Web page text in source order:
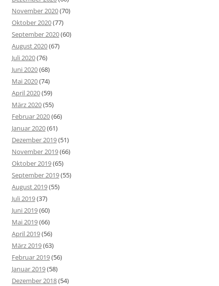
November 2020(70)
Oktober 2020(77)
September 2020(60)
August 2020(67)
Juli 2020(76)
Juni 2020(68)
Mai 2020(74)
April 2020(59)
März 2020(55)
Februar 2020(66)
Januar 2020(61)
Dezember 2019(51)
November 2019(66)
Oktober 2019(65)
September 2019(55)
August 2019(55)
Juli 2019(37)
Juni 2019(60)
Mai 2019(66)
April 2019(56)
März 2019(63)
Februar 2019(56)
Januar 2019(58)
Dezember 2018(54)